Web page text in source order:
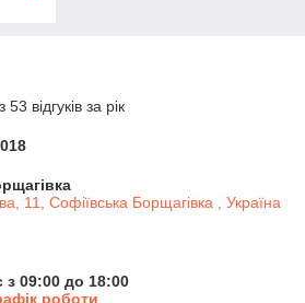
відгуків за рік
11, Софіївська Борщагівка , Україна
з 09:00 до 18:00
роботи